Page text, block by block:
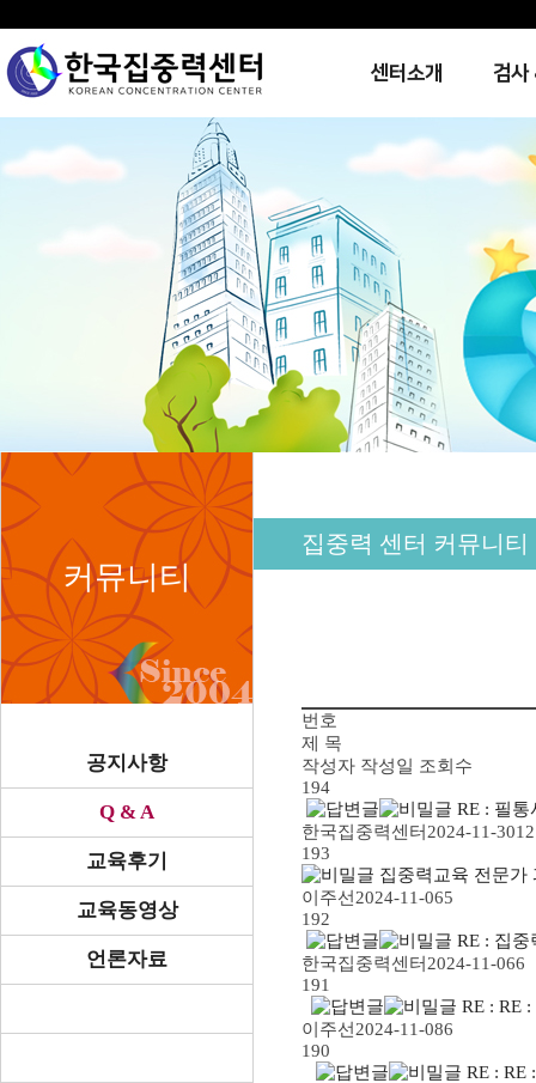
센터소개 검사
커뮤니티
공지사항
Q & A
교육후기
교육동영상
언론자료
집중력 센터 커뮤니티
번호
제 목
작성자 작성일 조회수
194
RE : 필
한국집중력센터 2024-11-3012
193
집중력교육 전문가
이주선 2024-11-065
192
RE : 집
한국집중력센터 2024-11-066
191
RE : RE
이주선 2024-11-086
190
RE : RE